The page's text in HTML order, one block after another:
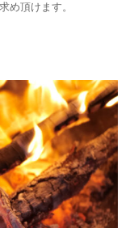
め頂けます。